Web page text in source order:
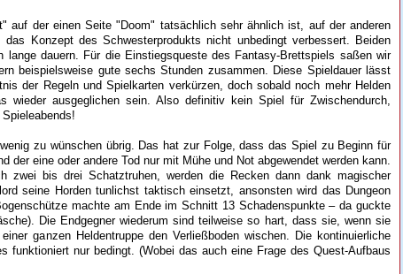
auf der einen Seite "Doom" tatsächlich sehr ähnlich ist, auf der anderen
Konzept des Schwesterprodukts nicht unbedingt verbessert. Beiden
dauern. Für die Einstiegsqueste des Fantasy-Brettspiels saßen wir
beispielsweise gute sechs Stunden zusammen. Diese Spieldauer lässt
der Regeln und Spielkarten verkürzen, doch sobald noch mehr Helden
wieder ausgeglichen sein. Also definitiv kein Spiel für Zwischendurch,
zu wünschen übrig. Das hat zur Folge, dass das Spiel zu Beginn für
der eine oder andere Tod nur mit Mühe und Not abgewendet werden kann.
zwei bis drei Schatztruhen, werden die Recken dann dank magischer
seine Horden tunlichst taktisch einsetzt, ansonsten wird das Dungeon
machte am Ende im Schnitt 13 Schadenspunkte – da guckte
Die Endgegner wiederum sind teilweise so hart, dass sie, wenn sie
ganzen Heldentruppe den Verließboden wischen. Die kontinuierliche
funktioniert nur bedingt. (Wobei das auch eine Frage des Quest-Aufbaus